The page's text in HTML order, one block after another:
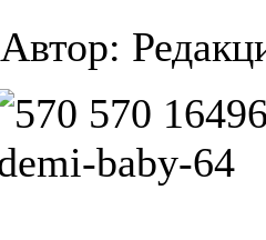
Автор: